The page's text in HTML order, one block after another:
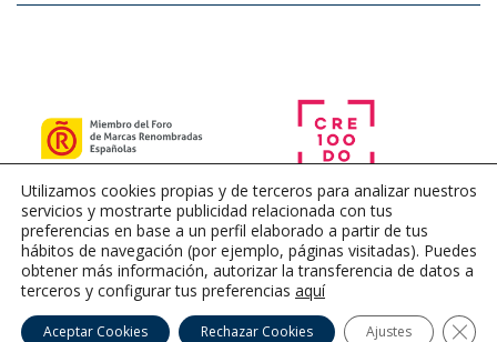
Utilizamos cookies propias y de terceros para analizar nuestros
servicios y mostrarte publicidad relacionada con tus
preferencias en base a un perfil elaborado a partir de tus
hábitos de navegación (por ejemplo, páginas visitadas). Puedes
obtener más información, autorizar la transferencia de datos a
terceros y configurar tus preferencias aquí
Aceptar Cookies Rechazar Cookies Ajustes